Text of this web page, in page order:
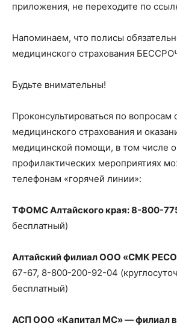
приложения, не переходите по
Напоминаем, что полисы
медицинского страхования
Будьте внимательны!
Проконсультироваться по вопросам
медицинского страхования и
медицинской помощи, в том числе о
профилактических мероприятиях
телефонам «горячей линии»:
ТФОМС Алтайского края: 8-800-
бесплатный)
Алтайский филиал ООО «СМК
67-67, 8-800-200-92-04
бесплатный)
АСП ООО «Капитал МС» — филиал